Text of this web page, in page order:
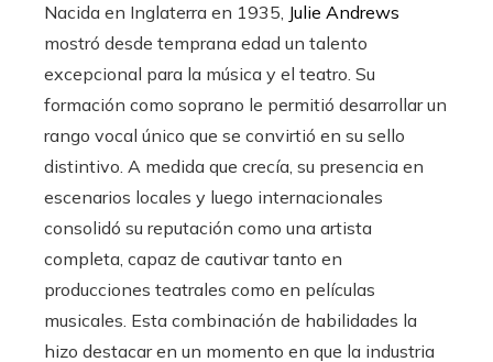
Nacida en Inglaterra en 1935, Julie Andrews
mostró desde temprana edad un talento
excepcional para la música y el teatro. Su
formación como soprano le permitió desarrollar un
rango vocal único que se convirtió en su sello
distintivo. A medida que crecía, su presencia en
escenarios locales y luego internacionales
consolidó su reputación como una artista
completa, capaz de cautivar tanto en
producciones teatrales como en películas
musicales. Esta combinación de habilidades la
hizo destacar en un momento en que la industria